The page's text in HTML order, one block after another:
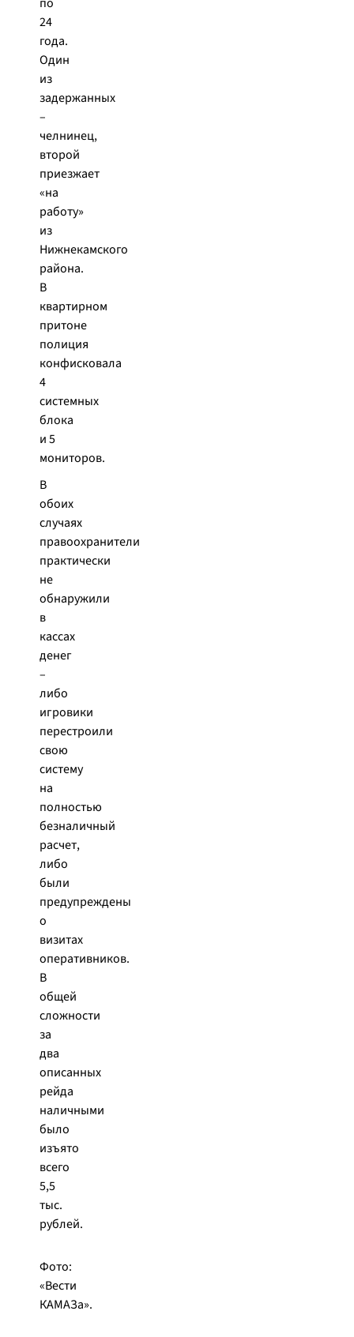
24
года.
Один
из
задержанных
–
челнинец,
второй
приезжает
«на
работу»
из
Нижнекамского
района.
В
квартирном
притоне
полиция
конфисковала
4
системных
блока
и 5
мониторов.
В
обоих
случаях
правоохранители
практически
не
обнаружили
в
кассах
денег
–
либо
игровики
перестроили
свою
систему
на
полностью
безналичный
расчет,
либо
были
предупреждены
о
визитах
оперативников.
В
общей
сложности
за
два
описанных
рейда
наличными
было
изъято
всего
5,5
тыс.
рублей.
Фото:
«Вести
КАМАЗа».